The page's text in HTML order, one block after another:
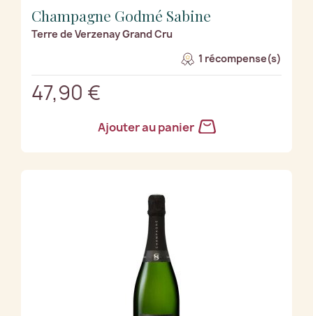
Champagne Godmé Sabine
Terre de Verzenay Grand Cru
1 récompense(s)
47,90 €
Ajouter au panier